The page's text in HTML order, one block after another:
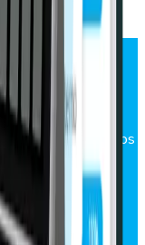
tus empleados
de la jornada